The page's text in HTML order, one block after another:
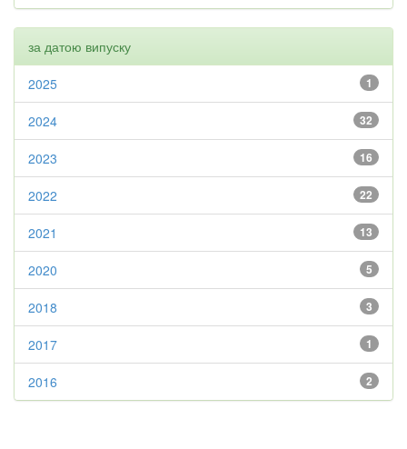
за датою випуску
1
2025
32
2024
16
2023
22
2022
13
2021
5
2020
3
2018
1
2017
2
2016